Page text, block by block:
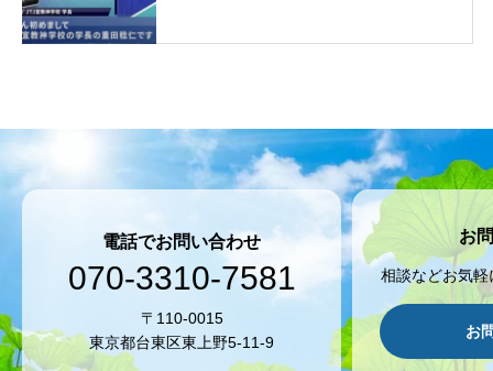
電話でお問い合わせ
070-3310-7581
〒110-0015
東京都台東区東上野5-11-9
お
相談などお気
お